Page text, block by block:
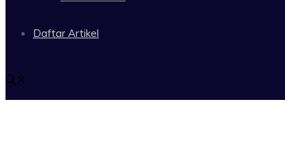
Daftar Artikel